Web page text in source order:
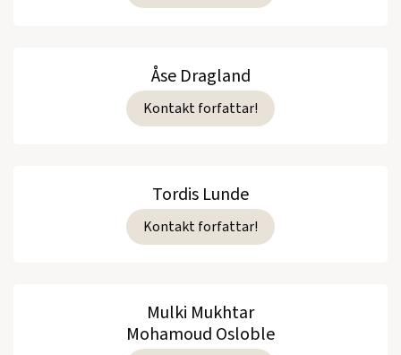
Åse Dragland
Kontakt forfattar!
Tordis Lunde
Kontakt forfattar!
Mulki Mukhtar
Mohamoud Osloble